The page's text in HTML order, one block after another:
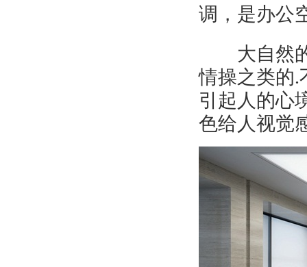
调，是办公
大自然的
情操之类的.
引起人的心
色给人视觉